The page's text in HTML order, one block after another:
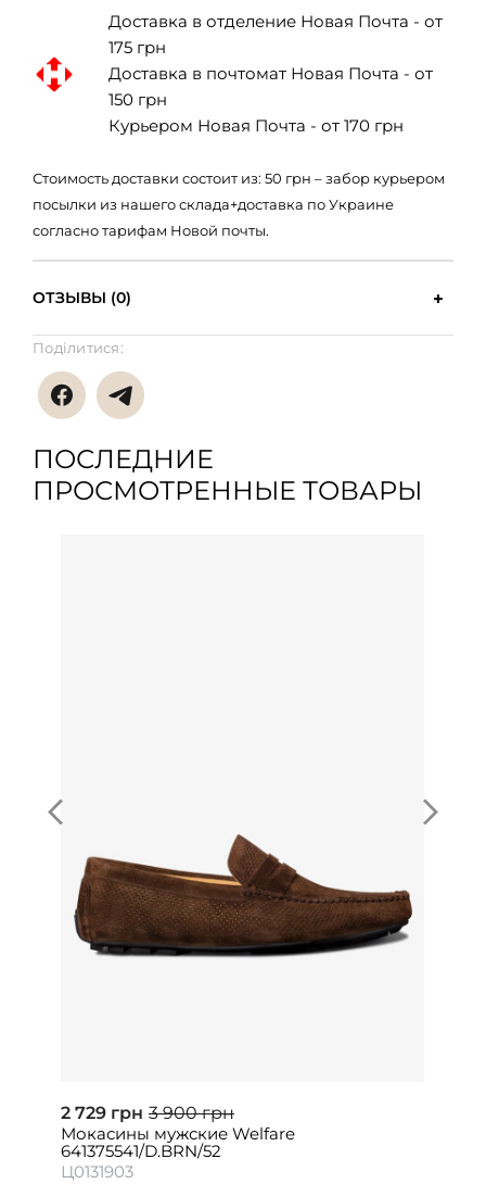
Доставка в отделение Новая Почта - от
175 грн
Доставка в почтомат Новая Почта - от
150 грн
Курьером Новая Почта - от 170 грн
Стоимость доставки состоит из: 50 грн – забор курьером
посылки из нашего склада+доставка по Украине
согласно тарифам Новой почты.
ОТЗЫВЫ (0)
Поділитися:
ПОСЛЕДНИЕ
ПРОСМОТРЕННЫЕ ТОВАРЫ
2 729 грн 3 900 грн
Мокасины мужские Welfare
641375541/D.BRN/52
Ц0131903